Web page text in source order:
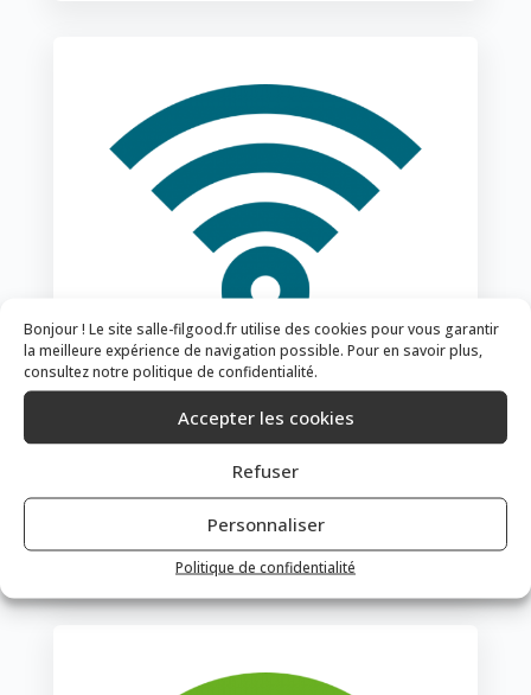
Bonjour ! Le site salle-filgood.fr utilise des cookies pour vous garantir
la meilleure expérience de navigation possible. Pour en savoir plus,
consultez notre politique de confidentialité.
Accepter les cookies
Refuser
Personnaliser
Politique de confidentialité
Wifi
Gratuit et accessible sans code